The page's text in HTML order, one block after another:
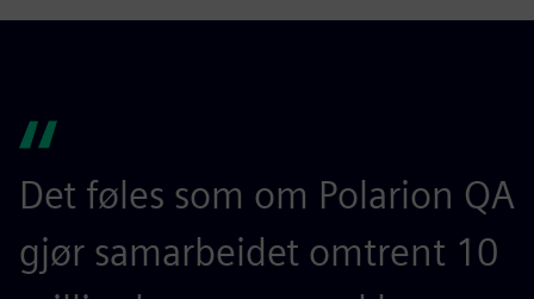
Det føles som om Polarion QA
gjør samarbeidet omtrent 10